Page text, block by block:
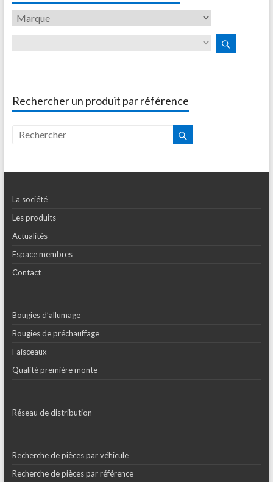
Rechercher un produit par référence
La société
Les produits
Actualités
Espace membres
Contact
Bougies d’allumage
Bougies de préchauffage
Faisceaux
Qualité première monte
Réseau de distribution
Recherche de pièces par véhicule
Recherche de pièces par référence